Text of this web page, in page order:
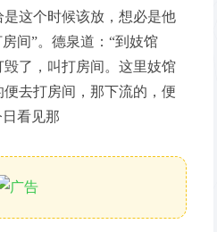
这个时候该放，想必是他
间”。德泉道：“到妓馆
了，叫打房间。这里妓馆
去打房间，那下流的，便
看见那